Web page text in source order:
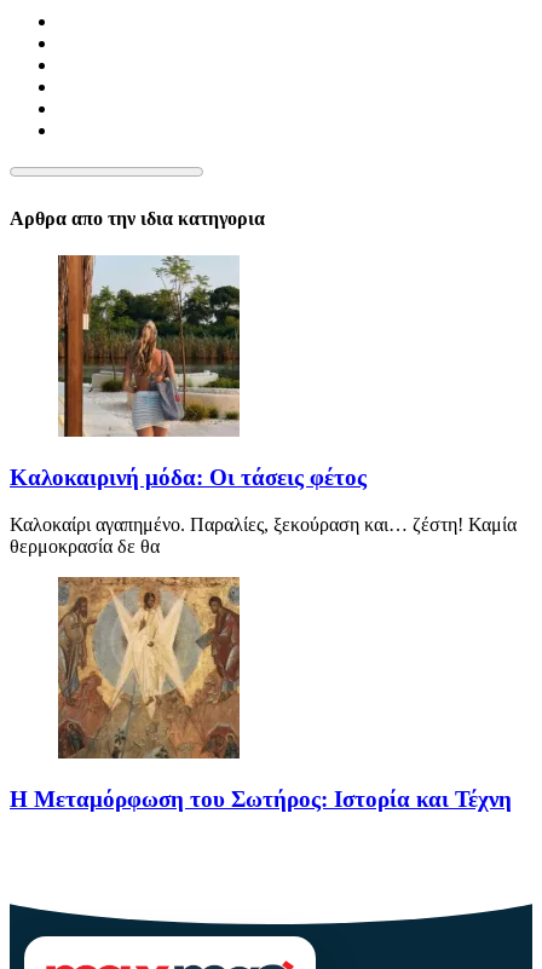
Αρθρα απο την ιδια κατηγορια
Καλοκαιρινή μόδα: Οι τάσεις φέτος
Καλοκαίρι αγαπημένο. Παραλίες, ξεκούραση και… ζέστη! Καμία
θερμοκρασία δε θα
Η Μεταμόρφωση του Σωτήρος: Ιστορία και Τέχνη